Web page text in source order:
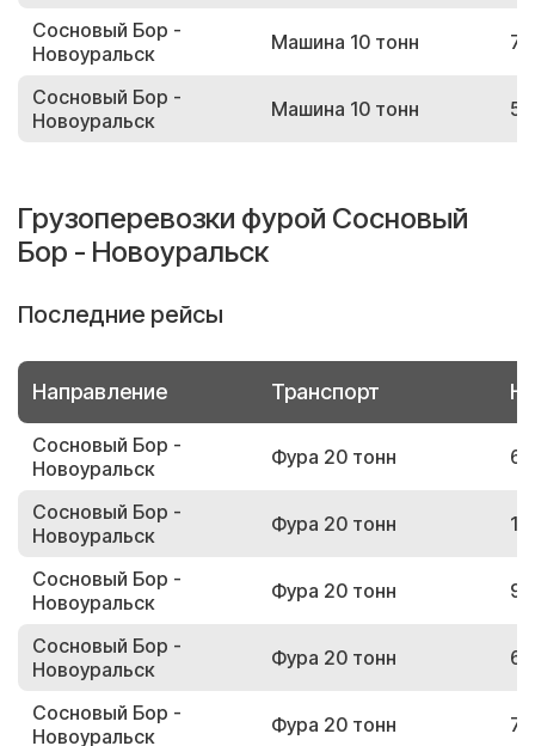
Сосновый Бор -
Новоуральск
Машина 10 тонн
Сосновый Бор -
Новоуральск
Машина 10 тонн
Грузоперевозки фурой Сосновый
Бор - Новоуральск
Последние рейсы
Направление Транспорт
Сосновый Бор -
Новоуральск
Фура 20 тонн
Сосновый Бор -
Новоуральск
Фура 20 тонн
Сосновый Бор -
Новоуральск
Фура 20 тонн
Сосновый Бор -
Новоуральск
Фура 20 тонн
Сосновый Бор -
Новоуральск
Фура 20 тонн